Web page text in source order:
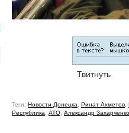
Твитнуть
Теги: Новости Донецка, Ринат Ахметов,
Республика, АТО, Александр